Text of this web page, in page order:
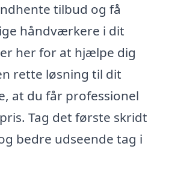
tilbud og få
håndværkere i dit
her for at hjælpe dig
rette løsning til dit
at du får professionel
Tag det første skridt
bedre udseende tag i